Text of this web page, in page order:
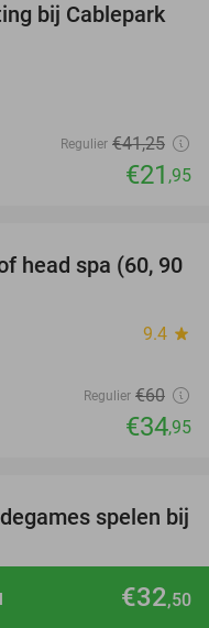
€32,50
47%
bij Cablepark
Regulier €41,25
€21 ,95
42%
head spa (60, 90
9.4 star
Regulier €60
€34,95
46%
spelen bij
9.2